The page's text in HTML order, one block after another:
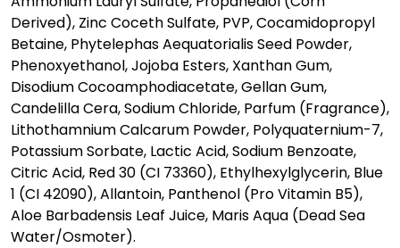
Derived), Zinc Coceth Sulfate, PVP, Cocamidopropyl
Betaine, Phytelephas Aequatorialis Seed Powder,
Phenoxyethanol, Jojoba Esters, Xanthan Gum,
Disodium Cocoamphodiacetate, Gellan Gum,
Candelilla Cera, Sodium Chloride, Parfum (Fragrance),
Lithothamnium Calcarum Powder, Polyquaternium-7,
Potassium Sorbate, Lactic Acid, Sodium Benzoate,
Citric Acid, Red 30 (CI 73360), Ethylhexylglycerin, Blue
1 (CI 42090), Allantoin, Panthenol (Pro Vitamin B5),
Aloe Barbadensis Leaf Juice, Maris Aqua (Dead Sea
Water/Osmoter).